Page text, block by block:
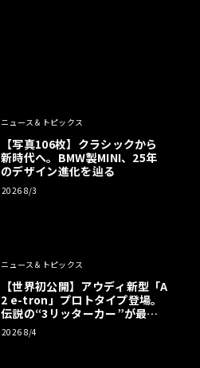
ニュース＆トピックス
【写真106枚】クラシックから
新時代へ。BMW製MINI、25年
のデザイン進化を辿る
2026 8/3
ニュース＆トピックス
【世界初公開】アウディ新型「A
2 e-tron」プロトタイプ登場。
伝説の“3リッターカー”が最高
効率エントリーBEVとして復活
【画像38枚】
2026 8/4